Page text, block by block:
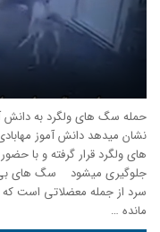
نشان میدهد دانش آموز
های ولگرد قرار گرفته و با
جلوگیری میشود سگ های بی
سرد از جمله معضلاتی است
مانده …